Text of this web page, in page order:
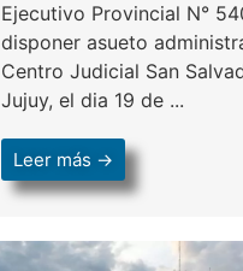
Ejecutivo Provincial N°
disponer asueto
Centro Judicial San
Jujuy, el dia 19 de ...
Leer más →